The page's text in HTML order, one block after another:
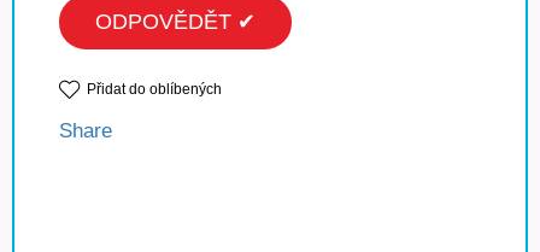
ODPOVĚDĚT ✔
Přidat do oblíbených
Share